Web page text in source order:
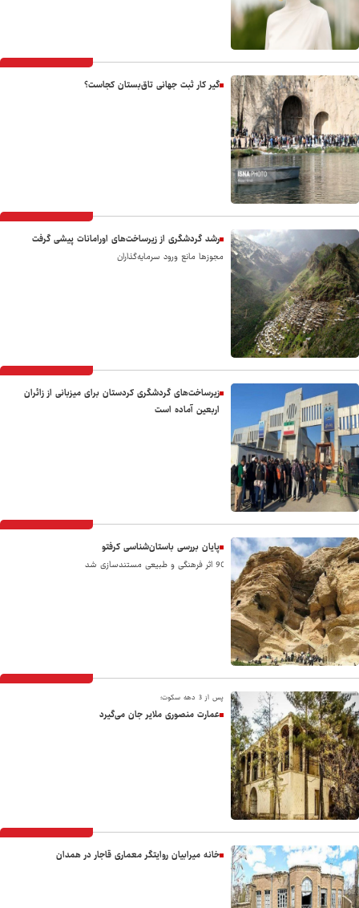
گیر کار ثبت جهانی تاق‌بستان کجاست؟
رشد گردشگری از زیرساخت‌های اورامانات پیشی گرفت
مجوزها مانع ورود سرمایه‌گذاران
زیرساخت‌های گردشگری کردستان برای میزبانی از زائران
اربعین آماده است
پایان بررسی باستان‌شناسی کرفتو
90 اثر فرهنگی و طبیعی مستندسازی شد
پس از 3 دهه سکوت؛
عمارت منصوری ملایر جان می‌گیرد
خانه میرابیان روایتگر معماری قاجار در همدان